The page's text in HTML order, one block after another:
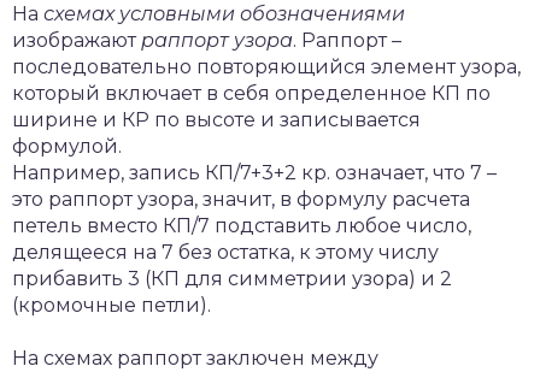
На схемах условными обозначениями
изображаютраппорт узора. Раппорт –
последовательно повторяющийся элемент узора,
который включает в себя определенное КП по
ширине и КР по высоте и записывается
формулой.
Например, запись КП/7+3+2 кр. означает, что 7 –
это раппорт узора, значит, в формулу расчета
петель вместо КП/7 подставить любое число,
делящееся на 7 без остатка, к этому числу
прибавить 3 (КП для симметрии узора) и 2
(кромочные петли).
На схемах раппорт заключен между